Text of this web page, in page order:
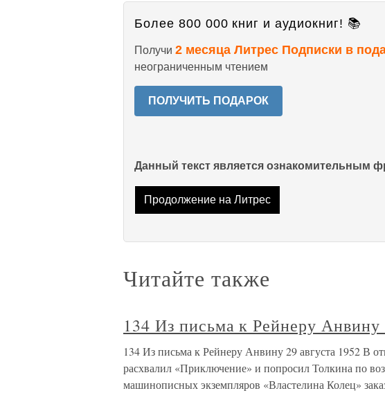
Более 800 000 книг и аудиокниг! 📚
Получи 2 месяца Литрес Подписки в
неограниченным чтением
ПОЛУЧИТЬ ПОДАРОК
Данный текст является ознакомительным
Продолжение на Литрес
Читайте также
134 Из письма к Рейнеру Анвину
134 Из письма к Рейнеру Анвину 29 августа 1952 В
расхвалил «Приключение» и попросил Толкина по
машинописных экземпляров «Властелина Колец»